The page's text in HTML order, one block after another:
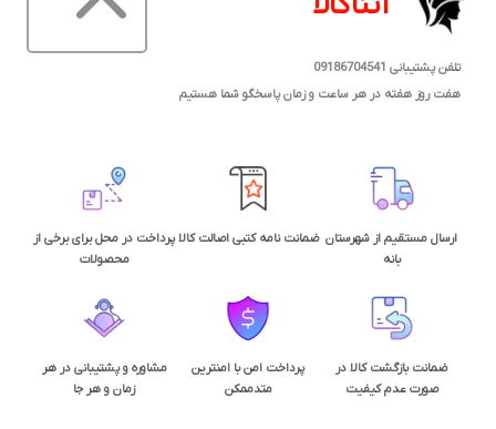
تلفن پشتیبانی 09186704541
هفت روز هفته در هر ساعت و زمان پاسخگو شما هستیم
ارسال مستقیم از شهرستان
بانه
ضمانت نامه کتبی اصالت کالاپرداخت در محل برای برخی از
محصولات
ضمانت بازگشت کالا در
صورت عدم کیفیت
پرداخت امن با امنترین
متدممکن
مشاوره و پشتیبانی در هر
زمان و هر جا